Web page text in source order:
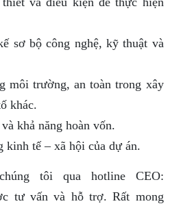
sơ bộ công nghệ, kỹ thuật và
môi trường, an toàn trong xây
khác.
khả năng hoàn vốn.
kinh tế – xã hội của dự án.
tôi qua hotline CEO:
tư vấn và hỗ trợ. Rất mong